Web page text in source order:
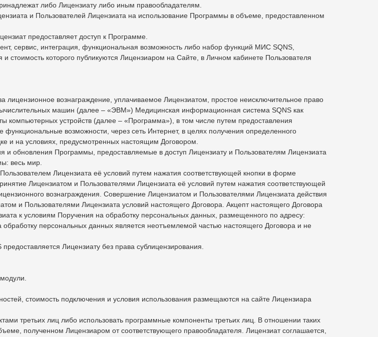
либо Лицензиату либо иным правообладателям.
и Пользователей Лицензиата на использование Программы в объеме, предоставленном
предоставляет доступ к Программе.
сервис, интеграция, функциональная возможность либо набор функций МИС SQNS,
стоимость которого публикуются Лицензиаром на Сайте, в Личном кабинете Пользователя
лицензионное вознаграждение, уплачиваемое Лицензиатом, простое неисключительное право
машин (далее – «ЭВМ») Медицинская информационная система SQNS как
компьютерных устройств (далее – «Программа»), в том числе путем предоставления
возможности, через сеть Интернет, в целях получения определенного
и на условиях, предусмотренных настоящим Договором.
обновления Программы, предоставляемые в доступ Лицензиату и Пользователям Лицензиата
весь мир.
Лицензиата её условий путем нажатия соответствующей кнопки в форме
Лицензиатом и Пользователями Лицензиата её условий путем нажатия соответствующей
вознаграждения. Совершение Лицензиатом и Пользователями Лицензиата действия
и Пользователями Лицензиата условий настоящего Договора. Акцепт настоящего Договора
к условиям Поручения на обработку персональных данных, размещенного по адресу:
обработку персональных данных является неотъемлемой частью настоящего Договора и не
Лицензиату без права сублицензирования.
стоимость подключения и условия использования размещаются на сайте Лицензиара
третьих лиц либо использовать программные компоненты третьих лиц. В отношении таких
полученном Лицензиаром от соответствующего правообладателя. Лицензиат соглашается,